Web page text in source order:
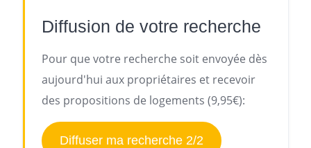
Diffusion de votre recherche
Pour que votre recherche soit envoyée dès
aujourd'hui aux propriétaires et recevoir
des propositions de logements (9,95€):
Diffuser ma recherche 2/2